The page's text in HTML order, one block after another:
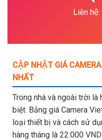
Liên
CẬP NHẬT GIÁ
NHẤT
Trong nhà và ngoài trời
biệt. Bảng giá Camera
loại thiết bị và cách sử
hàng tháng là 22.000